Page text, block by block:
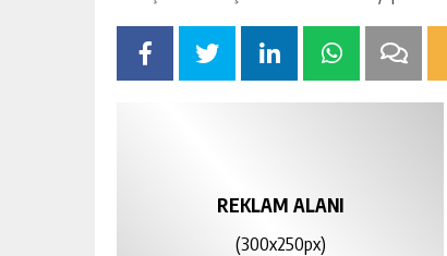
REKLAM ALANI
(300x250px)